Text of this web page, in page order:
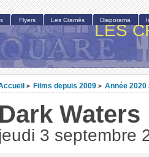
LES
> Films depuis 2009 > Année 2020
Dark Waters
3 septembre
Flyers Les Cramés Diaporama